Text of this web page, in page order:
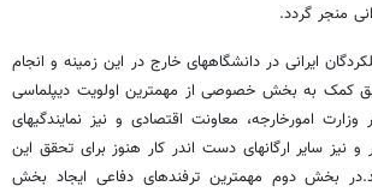
منجر گردد.
ایرانی در دانشگاههای خارج در این زمینه و انجام
کمک به بخش خصوصی از مهمترین اولویت دیپلماسی
وزارت امورخارجه، معاونت اقتصادی و نیز نمایندگیهای
نیز سایر ارگانهای دست اندر کار هنوز برای تحقق این
بخش دوم مهمترین ترفندهای دفاعی ایجاد بخش